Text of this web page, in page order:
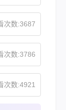
次数:3687
次数:3786
次数:4921